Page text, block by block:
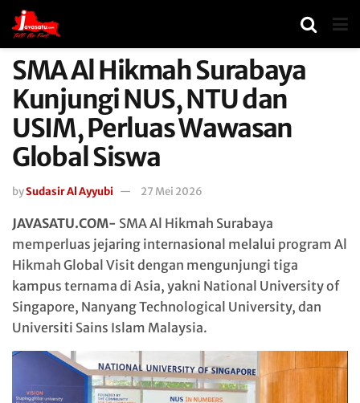
SMA Al Hikmah Surabaya
Kunjungi NUS, NTU dan
USIM, Perluas Wawasan
Global Siswa
bySudasir Al Ayyubi 27 Mei 2026
JAVASATU.COM- SMA Al Hikmah Surabaya
memperluas jejaring internasional melalui program Al
Hikmah Global Visit dengan mengunjungi tiga
kampus ternama di Asia, yakni National University of
Singapore, Nanyang Technological University, dan
Universiti Sains Islam Malaysia.